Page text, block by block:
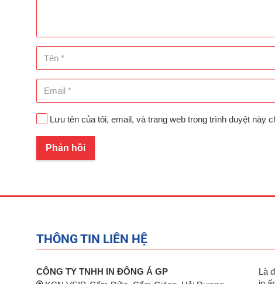
Lưu tên của tôi, email, và trang web trong trình duyệt này
Phản hồi
THÔNG TIN LIÊN HỆ
CÔNG TY TNHH IN ĐÔNG Á GP
Là